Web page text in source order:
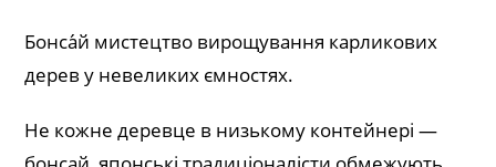
Бонса́й мистецтво вирощування карликових
дерев у невеликих ємностях.
Не кожне деревце в низькому контейнері —